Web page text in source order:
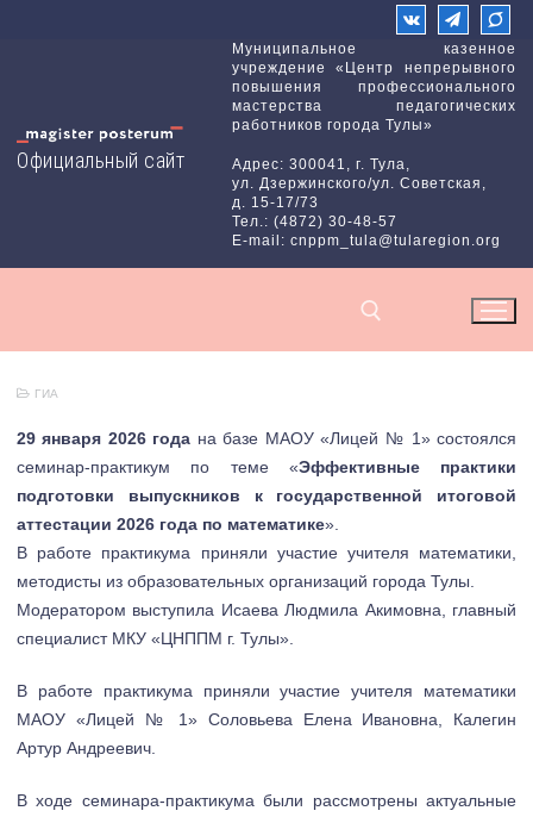
Официальный сайт
Муниципальное казенное
учреждение «Центр непрерывного
повышения профессионального
мастерства педагогических
работников города Тулы»
Адрес: 300041, г. Тула,
ул. Дзержинского/ул. Советская,
д. 15-17/73
Тел.: (4872) 30-48-57
E-mail: cnppm_tula@tularegion.org
ГИА
29 января 2026 года на базе МАОУ «Лицей № 1» состоялся
семинар-практикум по теме «Эффективные практики
подготовки выпускников к государственной итоговой
аттестации 2026 года по математике».
В работе практикума приняли участие учителя математики,
методисты из образовательных организаций города Тулы.
Модератором выступила Исаева Людмила Акимовна, главный
специалист МКУ «ЦНППМ г. Тулы».
В работе практикума приняли участие учителя математики
МАОУ «Лицей № 1» Соловьева Елена Ивановна, Калегин
Артур Андреевич.
В ходе семинара-практикума были рассмотрены актуальные